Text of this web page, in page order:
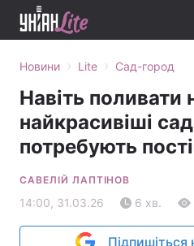
Новини › Lite › Сад-город
Навіть поливати
найкрасивіші
потребують
САВЕЛІЙ ЛАПТІНОВ
14:00, 31.03.26 6 хв.
Підпишіться